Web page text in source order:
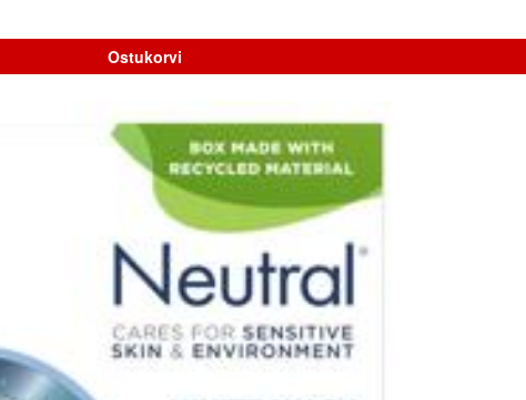
Ostukorvi